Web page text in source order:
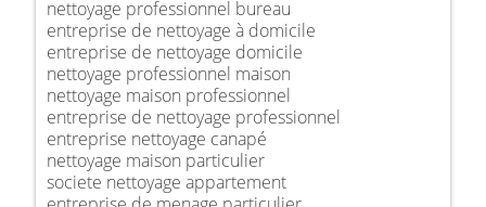
nettoyage professionnel bureau
entreprise de nettoyage à domicile
entreprise de nettoyage domicile
nettoyage professionnel maison
nettoyage maison professionnel
entreprise de nettoyage professionnel
entreprise nettoyage canapé
nettoyage maison particulier
societe nettoyage appartement